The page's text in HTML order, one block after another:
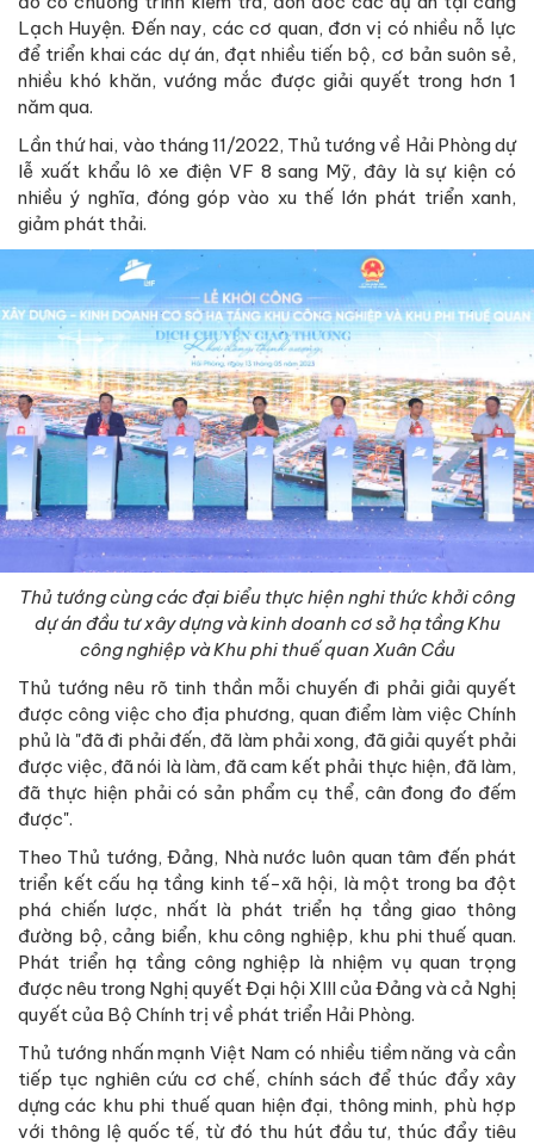
Lạch Huyện. Đến nay, các cơ quan, đơn vị có nhiều nỗ lực
để triển khai các dự án, đạt nhiều tiến bộ, cơ bản suôn sẻ,
nhiều khó khăn, vướng mắc được giải quyết trong hơn 1
năm qua.
Lần thứ hai, vào tháng 11/2022, Thủ tướng về Hải Phòng dự
lễ xuất khẩu lô xe điện VF 8 sang Mỹ, đây là sự kiện có
nhiều ý nghĩa, đóng góp vào xu thế lớn phát triển xanh,
giảm phát thải.
Thủ tướng cùng các đại biểu thực hiện nghi thức khởi công
dự án đầu tư xây dựng và kinh doanh cơ sở hạ tầng Khu
công nghiệp và Khu phi thuế quan Xuân Cầu
Thủ tướng nêu rõ tinh thần mỗi chuyến đi phải giải quyết
được công việc cho địa phương, quan điểm làm việc Chính
phủ là "đã đi phải đến, đã làm phải xong, đã giải quyết phải
được việc, đã nói là làm, đã cam kết phải thực hiện, đã làm,
đã thực hiện phải có sản phẩm cụ thể, cân đong đo đếm
được".
Theo Thủ tướng, Đảng, Nhà nước luôn quan tâm đến phát
triển kết cấu hạ tầng kinh tế-xã hội, là một trong ba đột
phá chiến lược, nhất là phát triển hạ tầng giao thông
đường bộ, cảng biển, khu công nghiệp, khu phi thuế quan.
Phát triển hạ tầng công nghiệp là nhiệm vụ quan trọng
được nêu trong Nghị quyết Đại hội XIII của Đảng và cả Nghị
quyết của Bộ Chính trị về phát triển Hải Phòng.
Thủ tướng nhấn mạnh Việt Nam có nhiều tiềm năng và cần
tiếp tục nghiên cứu cơ chế, chính sách để thúc đẩy xây
dựng các khu phi thuế quan hiện đại, thông minh, phù hợp
với thông lệ quốc tế, từ đó thu hút đầu tư, thúc đẩy tiêu